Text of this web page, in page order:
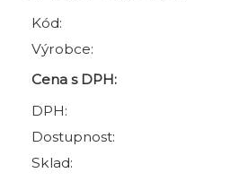
Kód:
Výrobce:
Cena s DPH:
DPH:
Dostupnost:
Sklad: